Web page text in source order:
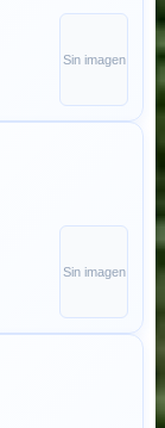
Sin imagen
Sin imagen